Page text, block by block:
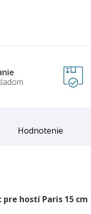
Hodnotenie
hostí Paris 15 cm